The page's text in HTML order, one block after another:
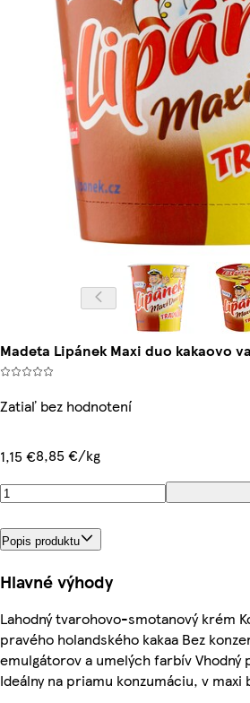
Madeta Lipánek Maxi duo kakaovo
Zatiaľ bez hodnotení
1,15 €8,85 €/kg
Popis produktu
Hlavné výhody
Lahodný tvarohovo-smotanový krém
pravého holandského kakaa Bez
emulgátorov a umelých farbív Vhodný
Ideálny na priamu konzumáciu, v maxi